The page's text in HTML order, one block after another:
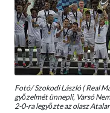
Fotó/ Szokodi László ( Real
győzelmét ünnepli, Varsó
2-0-ra legyőzte az olasz